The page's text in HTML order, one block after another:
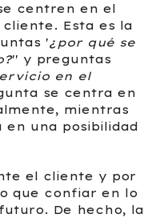
centren en el
Esta es la
'¿por qué se
'' y preguntas
en el
se centra en
mientras
en una posibilidad
el cliente y por
que confiar en lo
De hecho, la